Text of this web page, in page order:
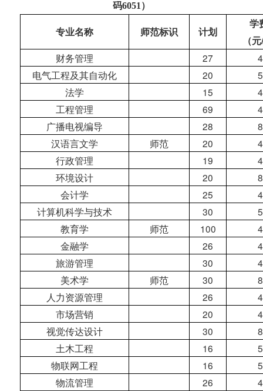
码6051）
专业名称 师范标识 计划
学
（元/
财务管理
27
电气工程及其自动化
20
法学
15
工程管理
69
广播电视编导
28
汉语言文学
师范 20
行政管理
19
环境设计
20
会计学
25
计算机科学与技术
30
教育学
师范 100
金融学
26
旅游管理
30
美术学
师范 30
人力资源管理
26
市场营销
20
视觉传达设计
30
土木工程
16
物联网工程
16
物流管理
26